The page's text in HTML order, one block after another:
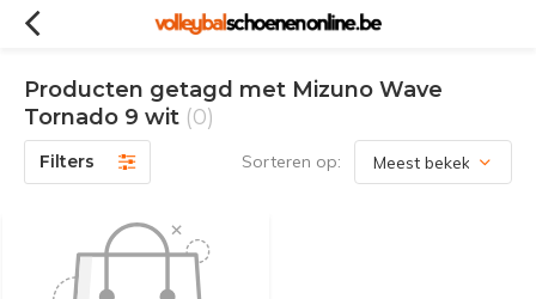
Producten getagd met Mizuno Wave
Tornado 9 wit (0)
Filters Sorteren op: